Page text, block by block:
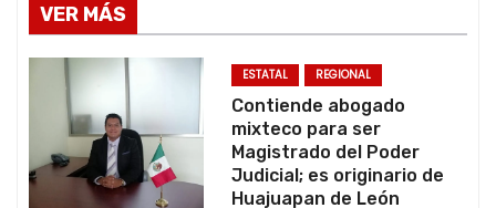
g
a
i
VER MÁS
ESTATAL REGIONAL
Contiende abogado
mixteco para ser
Magistrado del Poder
Judicial; es originario de
Huajuapan de León